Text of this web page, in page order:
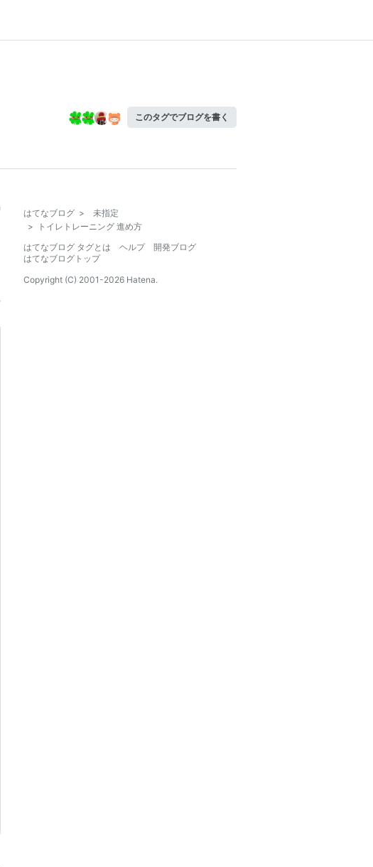
このタグでブログを書く
はてなブログ >
未指定
>
トイレトレーニング 進め方
はてなブログ タグとは
ヘルプ
開発ブログ
はてなブログトップ
Copyright (C) 2001-2026 Hatena.